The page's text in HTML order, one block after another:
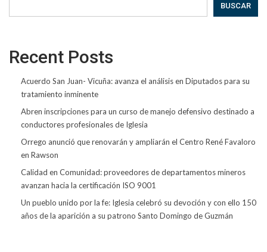
BUSCAR
Recent Posts
Acuerdo San Juan- Vicuña: avanza el análisis en Diputados para su
tratamiento inminente
Abren inscripciones para un curso de manejo defensivo destinado a
conductores profesionales de Iglesia
Orrego anunció que renovarán y ampliarán el Centro René Favaloro
en Rawson
Calidad en Comunidad: proveedores de departamentos mineros
avanzan hacia la certificación ISO 9001
Un pueblo unido por la fe: Iglesia celebró su devoción y con ello 150
años de la aparición a su patrono Santo Domingo de Guzmán